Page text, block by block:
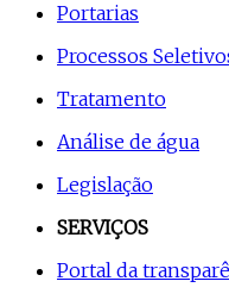
Portarias
Processos
Tratamento
Análise de água
Legislação
SERVIÇOS
Portal da